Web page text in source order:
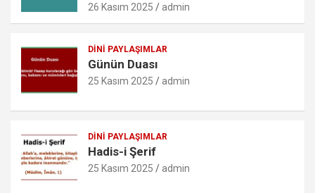
26 Kasım 2025 admin
DINI PAYLAŞIMLAR
Günün Duası
25 Kasım 2025 admin
DINI PAYLAŞIMLAR
Hadis-i Şerif
25 Kasım 2025 admin